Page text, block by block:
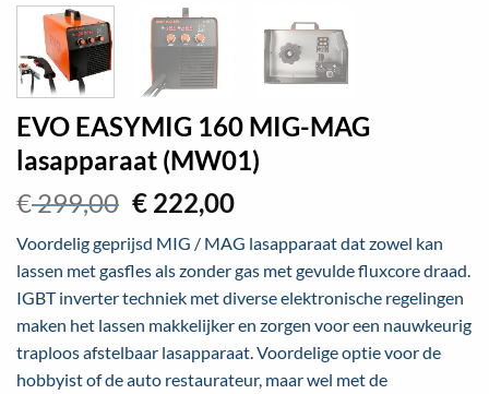
EVO EASYMIG 160 MIG-MAG
lasapparaat (MW01)
€299,00 Oorspronkelijke
was:
€ 299,00.
€ 222,00Huidige
is:
€ 222,00.
Voordelig geprijsd MIG / MAG lasapparaat dat zowel kan
lassen met gasfles als zonder gas met gevulde fluxcore draad.
IGBT inverter techniek met diverse elektronische regelingen
maken het lassen makkelijker en zorgen voor een nauwkeurig
traploos afstelbaar lasapparaat. Voordelige optie voor de
hobbyist of de auto restaurateur, maar wel met de